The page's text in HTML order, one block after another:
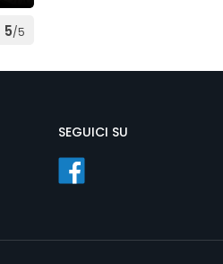
5/5
SEGUICI SU